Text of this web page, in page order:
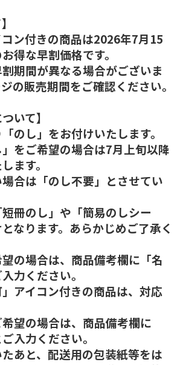
ン付きの商品は2026年7月15
得な早割価格です。
期間が異なる場合がございま
の販売期間をご確認ください。
いて】
のし」をお付けいたします。
をご希望の場合は7月上旬以降
ます。
合は「のし不要」とさせてい
冊のし」や「簡易のしシー
なります。あらかじめご了承く
の場合は、商品備考欄に「名
力ください。
アイコン付きの商品は、対応
望の場合は、商品備考欄に
入力ください。
あと、配送用の包装紙等をは